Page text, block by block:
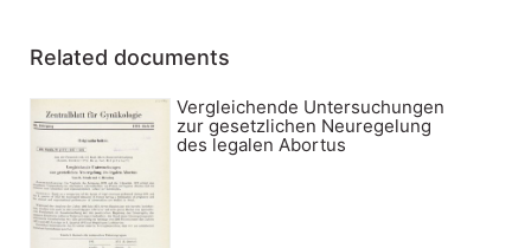
Related documents
Vergleichende Untersuchungen
zur gesetzlichen Neuregelung
des legalen Abortus